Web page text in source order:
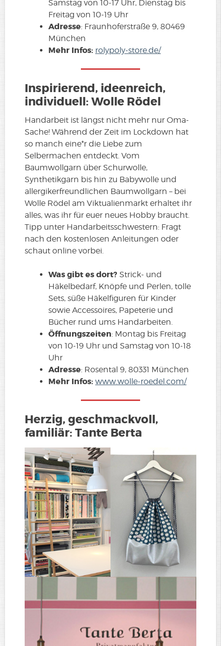
Samstag von 10-17 Uhr, Dienstag bis
Freitag von 10-19 Uhr
Adresse: Fraunhoferstraße 9, 80469
München
Mehr Infos: rolypoly-store.de/
Inspirierend, ideenreich,
individuell: Wolle Rödel
Handarbeit ist längst nicht mehr nur Oma-
Sache! Während der Zeit im Lockdown hat
so manch eine*r die Liebe zum
Selbermachen entdeckt. Vom
Baumwollgarn über Schurwolle,
Synthetikgarn bis hin zu Babywolle und
allergikerfreundlichen Baumwollgarn – bei
Wolle Rödel am Viktualienmarkt erhaltet ihr
alles, was ihr für euer neues Hobby braucht.
Tipp unter Handarbeitsschwestern: Fragt
nach den kostenlosen Anleitungen oder
schaut online vorbei.
Was gibt es dort? Strick- und
Häkelbedarf, Knöpfe und Perlen, tolle
Sets, süße Häkelfiguren für Kinder
sowie Accessoires, Papeterie und
Bücher rund ums Handarbeiten.
Öffnungszeiten: Montag bis Freitag
von 10-19 Uhr und Samstag von 10-18
Uhr
Adresse: Rosental 9, 80331 München
Mehr Infos: www.wolle-roedel.com/
Herzig, geschmackvoll,
familiär: Tante Berta